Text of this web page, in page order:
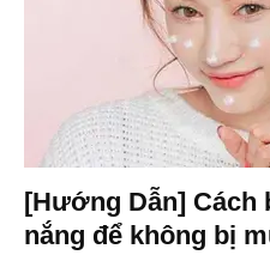
[Hướng Dẫn] Cách
nắng để không bị